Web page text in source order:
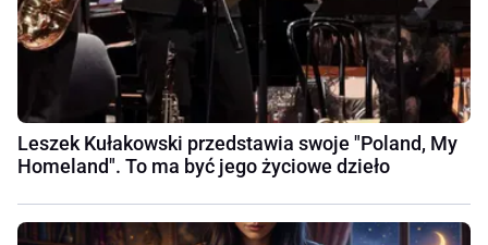
Leszek Kułakowski przedstawia swoje "Poland, My
Homeland". To ma być jego życiowe dzieło